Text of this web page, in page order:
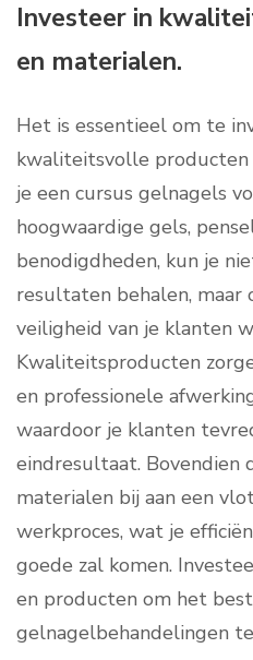
Investeer in
en materialen.
Het is essentieel om te
kwaliteitsvolle
je een cursus gelnagels
hoogwaardige gels,
benodigdheden, kun je
resultaten behalen, maar
veiligheid van je klanten
Kwaliteitsproducten
en professionele
waardoor je klanten
eindresultaat. Bovendien
materialen bij aan een
werkproces, wat je
goede zal komen.
en producten om het
gelnagelbehandelingen